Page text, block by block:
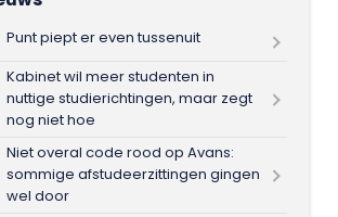
Punt piept er even tussenuit
Kabinet wil meer studenten in
nuttige studierichtingen, maar zegt
nog niet hoe
Niet overal code rood op Avans:
sommige afstudeerzittingen gingen
wel door